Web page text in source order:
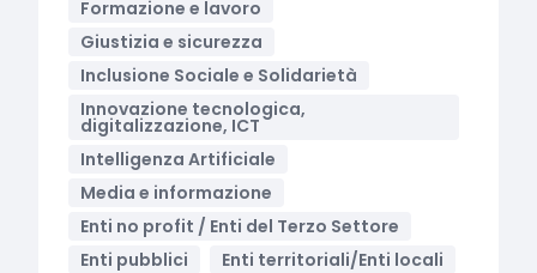
Formazione e lavoro
Giustizia e sicurezza
Inclusione Sociale e Solidarietà
Innovazione tecnologica,
digitalizzazione, ICT
Intelligenza Artificiale
Media e informazione
Enti no profit / Enti del Terzo Settore
Enti pubblici
Enti territoriali/Enti locali